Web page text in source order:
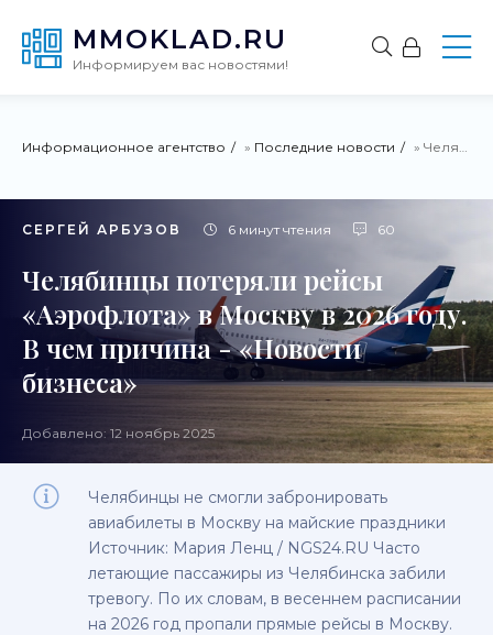
MMOKLAD.RU
Информируем вас новостями!
Информационное агентство » Последние новости » Челябинцы потеряли рейсы «Аэрофлота» в Москву в 2026 году. В чем причина - «Новости бизнеса»
СЕРГЕЙ АРБУЗОВ 6 минут чтения 60
Челябинцы потеряли рейсы
«Аэрофлота» в Москву в 2026 году.
В чем причина - «Новости
бизнеса»
Добавлено: 12 ноябрь 2025
Челябинцы не смогли забронировать
авиабилеты в Москву на майские праздники
Источник: Мария Ленц / NGS24.RU Часто
летающие пассажиры из Челябинска забили
тревогу. По их словам, в весеннем расписании
на 2026 год пропали прямые рейсы в Москву.